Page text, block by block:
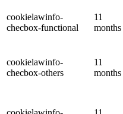
cookielawinfo-
checbox-functional
11
months
cookielawinfo-
checbox-others
11
months